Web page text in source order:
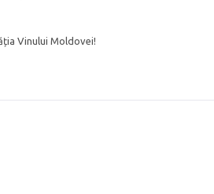
Vinului Moldovei!